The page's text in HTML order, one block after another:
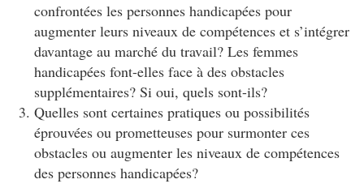
confrontées les personnes handicapées pour
augmenter leurs niveaux de compétences et s’intégrer
davantage au marché du travail? Les femmes
handicapées font-elles face à des obstacles
supplémentaires? Si oui, quels sont-ils?
Quelles sont certaines pratiques ou possibilités
éprouvées ou prometteuses pour surmonter ces
obstacles ou augmenter les niveaux de compétences
des personnes handicapées?